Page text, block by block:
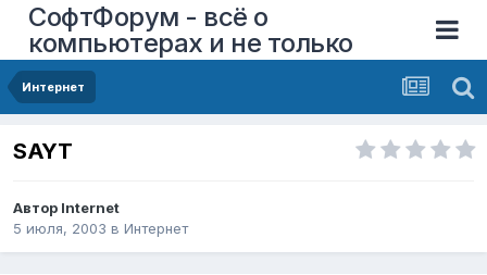
СофтФорум - всё о
компьютерах и не только
Интернет
SAYT
Автор Internet
5 июля, 2003 в Интернет